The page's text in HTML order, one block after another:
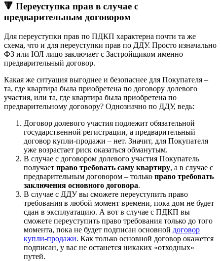
🔻 Переуступка прав в случае с
предварительным договором
Для переуступки прав по ПДКП характерна почти та же
схема, что и для переуступки прав по ДДУ. Просто изначально
ФЗ или ЮЛ лицо заключает с Застройщиком именно
предварительный договор.
Какая же ситуация выгоднее и безопаснее для Покупателя –
та, где квартира была приобретена по договору долевого
участия, или та, где квартира была приобретена по
предварительному договору? Однозначно по ДДУ, ведь:
Договор долевого участия подлежит обязательной
государственной регистрации, а предварительный
договор купли-продажи – нет. Значит, для Покупателя
уже возрастает риск оказаться обманутым.
В случае с договором долевого участия Покупатель
получает право требовать саму квартиру, а в случае с
предварительным договором – только право требовать
заключения основного договора.
В случае с ДДУ вы сможете переуступить право
требования в любой момент времени, пока дом не будет
сдан в эксплуатацию. А вот в случае с ПДКП вы
сможете переуступить право требования только до того
момента, пока не будет подписан основной договор
купли-продажи. Как только основной договор окажется
подписан, у вас не останется никаких «отходных»
путей.